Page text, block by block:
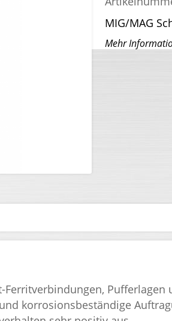
MIG/MAG
Mehr
korrosionsbeständige